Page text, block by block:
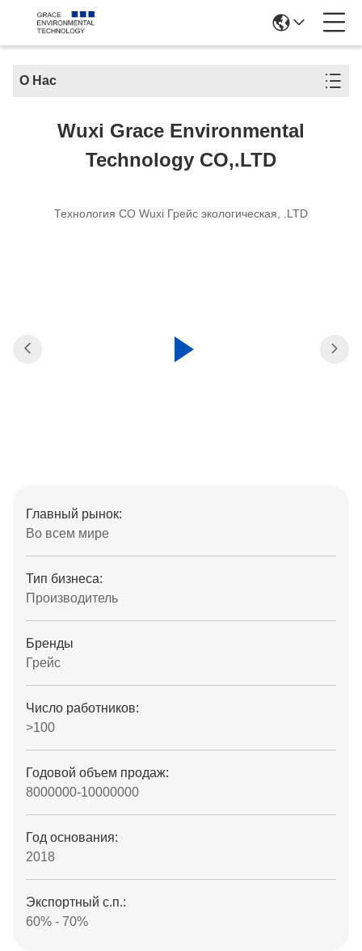
О Нас
Wuxi Grace Environmental
Technology CO,.LTD
Технология CO Wuxi Грейс экологическая, .LTD
Главный рынок:
Во всем мире
Тип бизнеса:
Производитель
Бренды
Грейс
Число работников:
>100
Годовой объем продаж:
8000000-10000000
Год основания:
2018
Экспортный с.п.:
60% - 70%